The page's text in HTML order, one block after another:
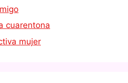
cuarentona
mujer